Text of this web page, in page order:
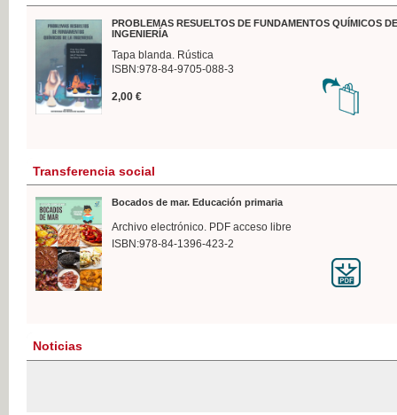
PROBLEMAS RESUELTOS DE FUNDAMENTOS QUÍMICOS
INGENIERÍA
Tapa blanda. Rústica
ISBN:978-84-9705-088-3
2,00 €
Transferencia social
Bocados de mar. Educación primaria
Archivo electrónico. PDF acceso libre
ISBN:978-84-1396-423-2
Noticias